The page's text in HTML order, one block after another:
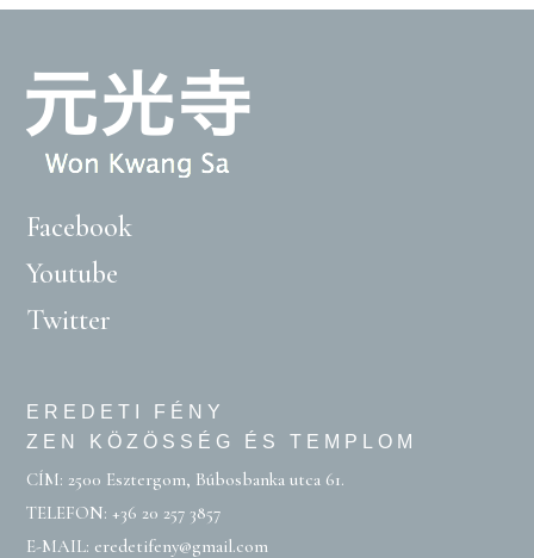
Facebook
Youtube
Twitter
EREDETI FÉNY
ZEN KÖZÖSSÉG ÉS TEMPLOM
CÍM: 2500 Esztergom, Búbosbanka utca 61.
TELEFON:+36 20 257 3857
E-MAIL: eredetifeny@gmail.com